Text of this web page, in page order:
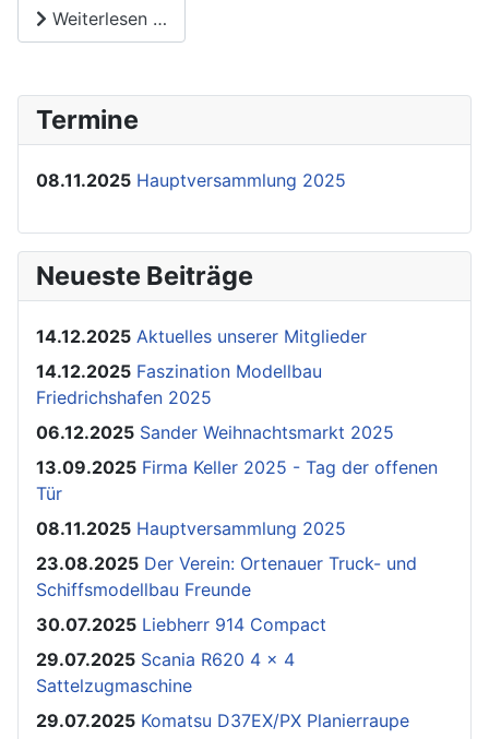
Weiterlesen …
Termine
08.11.2025 Hauptversammlung 2025
Neueste Beiträge
14.12.2025 Aktuelles unserer Mitglieder
14.12.2025 Faszination Modellbau
Friedrichshafen 2025
06.12.2025 Sander Weihnachtsmarkt 2025
13.09.2025 Firma Keller 2025 - Tag der offenen
Tür
08.11.2025 Hauptversammlung 2025
23.08.2025 Der Verein: Ortenauer Truck- und
Schiffsmodellbau Freunde
30.07.2025 Liebherr 914 Compact
29.07.2025 Scania R620 4 x 4
Sattelzugmaschine
29.07.2025 Komatsu D37EX/PX Planierraupe